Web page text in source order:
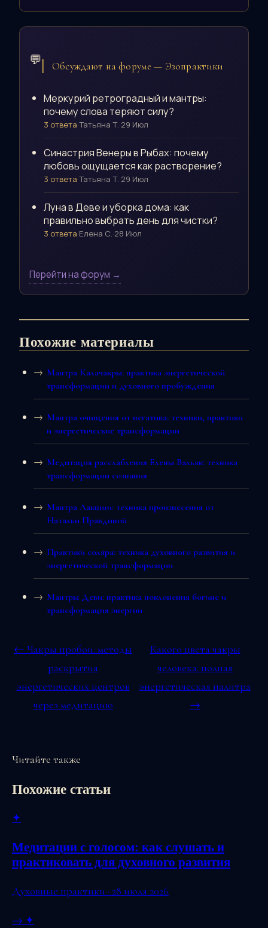
💬 Обсуждают на форуме — Эзопрактики
Меркурий ретроградный и мантры:
почему слова теряют силу?
3 ответа·Татьяна Т.·29 Июл
Синастрия Венеры в Рыбах: почему
любовь ощущается как растворение?
3 ответа·Татьяна Т.·29 Июл
Луна в Деве и уборка дома: как
правильно выбрать день для чистки?
3 ответа·Елена С.·28 Июл
Перейти на форум →
Похожие материалы
Мантра Калачакры: практика энергетической
трансформации и духовного пробуждения
Мантра очищения от негатива: техники, практики
и энергетические трансформации
Медитация расслабления Елены Вальяк: техника
трансформации сознания
Мантра Лакшми: техника произнесения от
Натальи Правдиной
Практики соляра: техника духовного развития и
энергетической трансформации
Мантры Деви: практика поклонения богине и
трансформация энергии
← Чакры пробои: методы
раскрытия
энергетических центров
через медитацию
Какого цвета чакры
человека: полная
энергетическая палитра
→
Читайте также
Похожие статьи
✦
Медитации с голосом: как слушать и
практиковать для духовного развития
Духовные практики · 28 июля 2026
→ ✦